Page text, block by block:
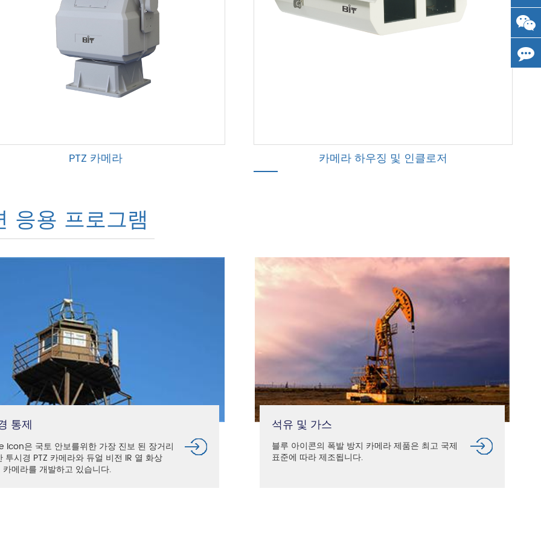
PTZ 카메라 카메라 하우징 및 인클로저
응용 프로그램
통제
Icon은 국토 안보를위한 가장 진보 된 장거리
투시경 PTZ 카메라와 듀얼 비전 IR 열 화상
카메라를 개발하고 있습니다.
석유 및 가스
블루 아이콘의 폭발 방지 카메라 제품은 최고 국제
표준에 따라 제조됩니다.